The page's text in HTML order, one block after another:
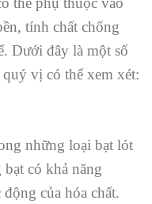
tính chất chống
Dưới đây là một số
vị có thể xem xét:
những loại bạt lót
có khả năng
của hóa chất.